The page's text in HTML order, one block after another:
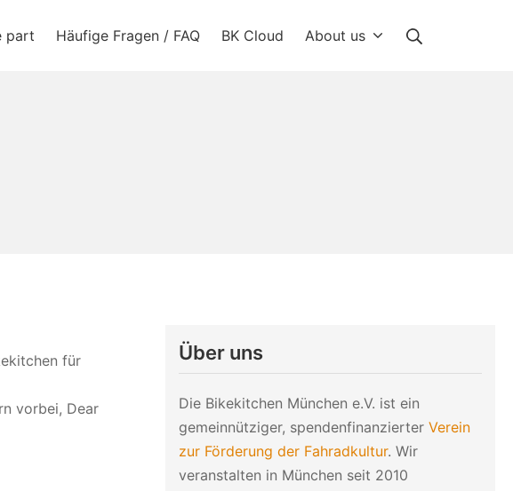
part Häufige Fragen / FAQ BK Cloud About us
für
vorbei, Dear
Über uns
Die Bikekitchen München e.V. ist ein
gemeinnütziger, spendenfinanzierter Verein
zur Förderung der Fahradkultur. Wir
veranstalten in München seit 2010